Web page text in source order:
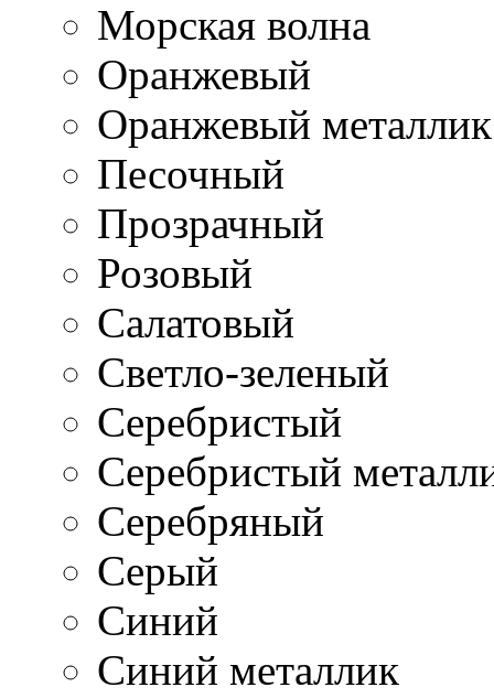
Морская волна
Оранжевый
Оранжевый металлик
Песочный
Прозрачный
Розовый
Салатовый
Светло-зеленый
Серебристый
Серебристый
Серебряный
Серый
Синий
Синий металлик